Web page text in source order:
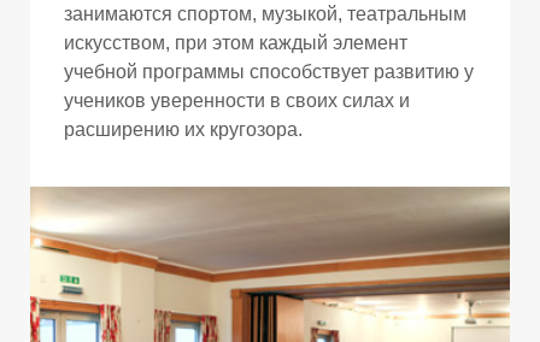
занимаются спортом, музыкой, театральным
искусством, при этом каждый элемент
учебной программы способствует развитию у
учеников уверенности в своих силах и
расширению их кругозора.